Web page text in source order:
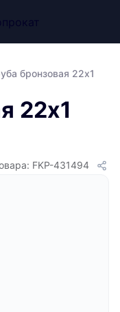
бронзовая 22х1
22х1
FKP-431494